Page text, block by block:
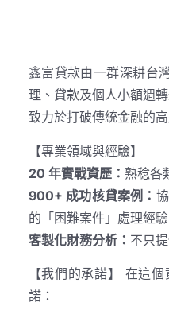
鑫富貸款由一群深耕台
理、貸款及個人小額週
致力於打破傳統金融的
【專業領域與經驗】
20 年實戰資歷： 熟稔各
900+ 成功核貸案例：
的「困難案件」處理經驗
客製化財務分析： 不只
【我們的承諾】 在這
諾：